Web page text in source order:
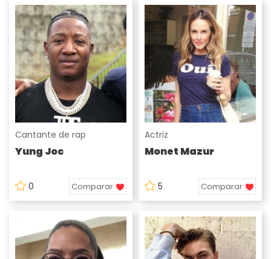
Cantante de rap
Yung Joc
0 Comparar
Actriz
Monet Mazur
5 Comparar